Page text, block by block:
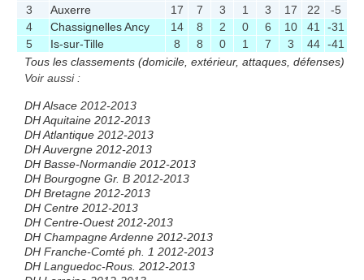
3
Auxerre 17 7 3 1 3 17 22
-5
4
Chassignelles Ancy 14 8 2 0 6 10 41
-31
5
Is-sur-Tille 8 8 0 1 7 3 44 -41
Tous les classements (domicile, extérieur, attaques, défenses)
Voir aussi :
DH Alsace 2012-2013
DH Aquitaine 2012-2013
DH Atlantique 2012-2013
DH Auvergne 2012-2013
DH Basse-Normandie 2012-2013
DH Bourgogne Gr. B 2012-2013
DH Bretagne 2012-2013
DH Centre 2012-2013
DH Centre-Ouest 2012-2013
DH Champagne Ardenne 2012-2013
DH Franche-Comté ph. 1 2012-2013
DH Languedoc-Rous. 2012-2013